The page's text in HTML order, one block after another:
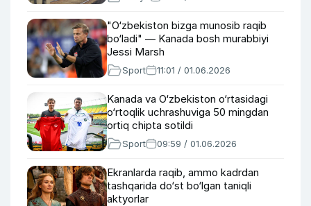
"O‘zbekiston bizga munosib raqib
bo‘ladi" — Kanada bosh murabbiyi
Jessi Marsh
Sport 11:01 / 01.06.2026
Kanada va O‘zbekiston o‘rtasidagi
o‘rtoqlik uchrashuviga 50 mingdan
ortiq chipta sotildi
Sport 09:59 / 01.06.2026
Ekranlarda raqib, ammo kadrdan
tashqarida do‘st bo‘lgan taniqli
aktyorlar